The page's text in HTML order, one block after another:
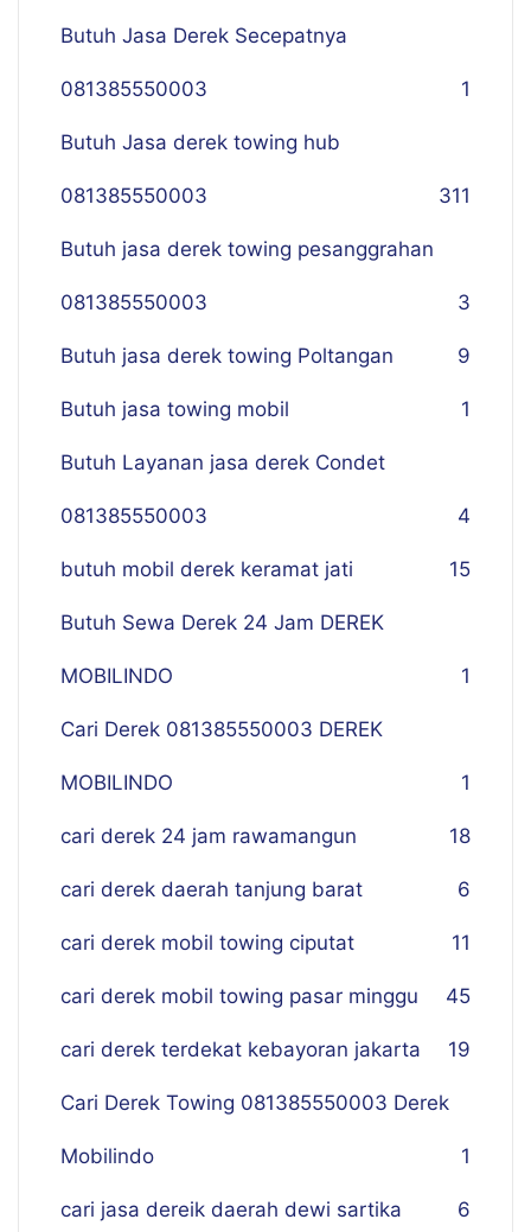
Butuh Jasa Derek Secepatnya
081385550003 1
Butuh Jasa derek towing hub
081385550003 311
Butuh jasa derek towing pesanggrahan
081385550003 3
Butuh jasa derek towing Poltangan 9
Butuh jasa towing mobil 1
Butuh Layanan jasa derek Condet
081385550003 4
butuh mobil derek keramat jati 15
Butuh Sewa Derek 24 Jam DEREK
MOBILINDO 1
Cari Derek 081385550003 DEREK
MOBILINDO 1
cari derek 24 jam rawamangun 18
cari derek daerah tanjung barat 6
cari derek mobil towing ciputat 11
cari derek mobil towing pasar minggu 45
cari derek terdekat kebayoran jakarta 19
Cari Derek Towing 081385550003 Derek
Mobilindo 1
cari jasa dereik daerah dewi sartika 6